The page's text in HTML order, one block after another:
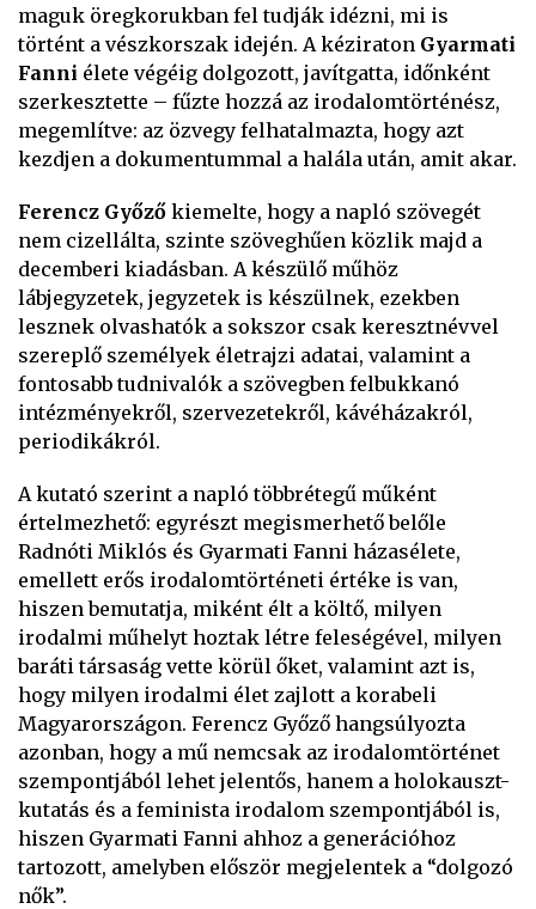
maguk öregkorukban fel tudják idézni, mi is
történt a vészkorszak idején. A kéziraton Gyarmati
Fanni élete végéig dolgozott, javítgatta, időnként
szerkesztette – fűzte hozzá az irodalomtörténész,
megemlítve: az özvegy felhatalmazta, hogy azt
kezdjen a dokumentummal a halála után, amit akar.
Ferencz Győző kiemelte, hogy a napló szövegét
nem cizellálta, szinte szöveghűen közlik majd a
decemberi kiadásban. A készülő műhöz
lábjegyzetek, jegyzetek is készülnek, ezekben
lesznek olvashatók a sokszor csak keresztnévvel
szereplő személyek életrajzi adatai, valamint a
fontosabb tudnivalók a szövegben felbukkanó
intézményekről, szervezetekről, kávéházakról,
periodikákról.
A kutató szerint a napló többrétegű műként
értelmezhető: egyrészt megismerhető belőle
Radnóti Miklós és Gyarmati Fanni házasélete,
emellett erős irodalomtörténeti értéke is van,
hiszen bemutatja, miként élt a költő, milyen
irodalmi műhelyt hoztak létre feleségével, milyen
baráti társaság vette körül őket, valamint azt is,
hogy milyen irodalmi élet zajlott a korabeli
Magyarországon. Ferencz Győző hangsúlyozta
azonban, hogy a mű nemcsak az irodalomtörténet
szempontjából lehet jelentős, hanem a holokauszt-
kutatás és a feminista irodalom szempontjából is,
hiszen Gyarmati Fanni ahhoz a generációhoz
tartozott, amelyben először megjelentek a “dolgozó
nők”.